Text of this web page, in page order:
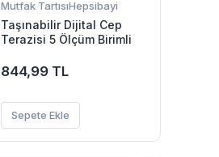
Mutfak TartısıHepsibayi
Taşınabilir Dijital Cep
Terazisi 5 Ölçüm Birimli
844,99 TL
Sepete Ekle